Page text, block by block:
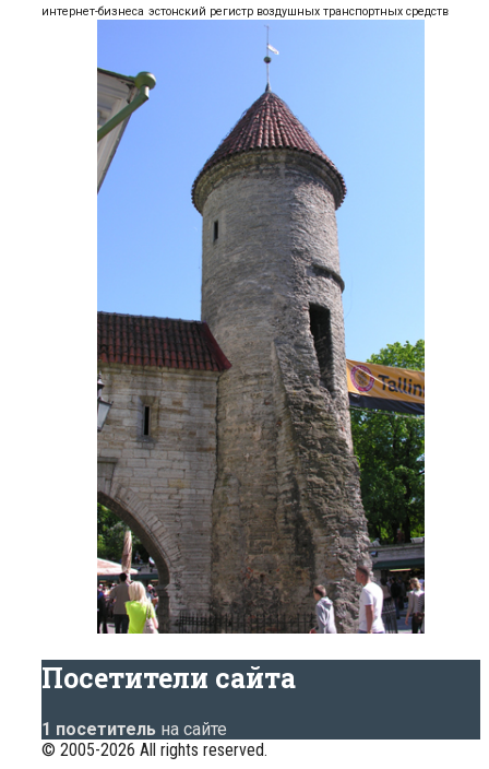
интернет-бизнеса эстонский регистр воздушных транспортных средств
Посетители сайта
1 посетитель на сайте
© 2005-2026 All rights reserved.